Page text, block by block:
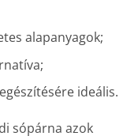
alapanyagok;
ideális.
sópárna azok